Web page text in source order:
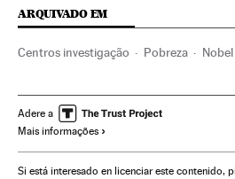
ARQUIVADO EM
Centros investigação Pobreza
Prêmios ciência MIT Prêmios Nobel
Institutos investigação
Eventos Economia Problemas sociais
Adere a
Mais informações
Si está interesado en licenciar este contenido,